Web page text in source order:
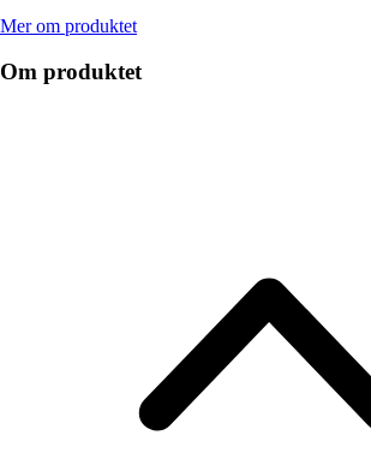
Mer om produktet
Om produktet